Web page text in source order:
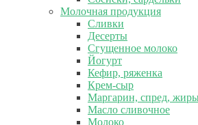
Молочная продукция
Сливки
Десерты
Сгущенное молоко
Йогурт
Кефир, ряженка
Крем-сыр
Маргарин, спред,
Масло сливочное
Молоко